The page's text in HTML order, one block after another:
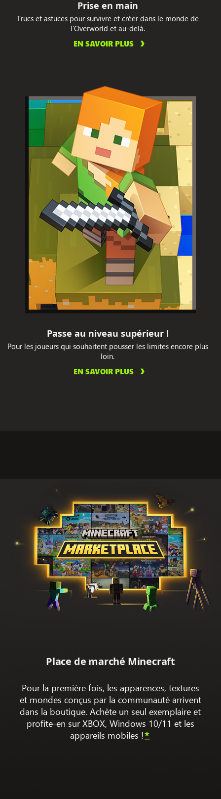
Prise en main
Trucs et astuces pour survivre et créer dans le monde de
l’Overworld et au-delà.
EN SAVOIR PLUS
Passe au niveau supérieur !
Pour les joueurs qui souhaitent pousser les limites encore plus
loin.
EN SAVOIR PLUS
Place de marché Minecraft
Pour la première fois, les apparences, textures
et mondes conçus par la communauté arrivent
dans la boutique. Achète un seul exemplaire et
profite-en sur XBOX, Windows 10/11 et les
appareils mobiles !*